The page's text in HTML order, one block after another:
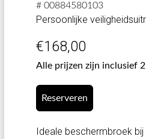
# 00884580103
Persoonlijke
€168,00
Alle prijzen zijn inclusief
Reserveren
Ideale beschermbroek